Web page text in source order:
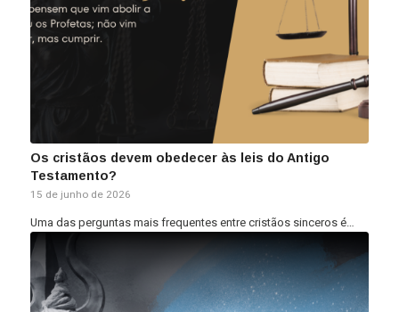
Os cristãos devem obedecer às leis do Antigo
Testamento?
15 de junho de 2026
Uma das perguntas mais frequentes entre cristãos sinceros é…